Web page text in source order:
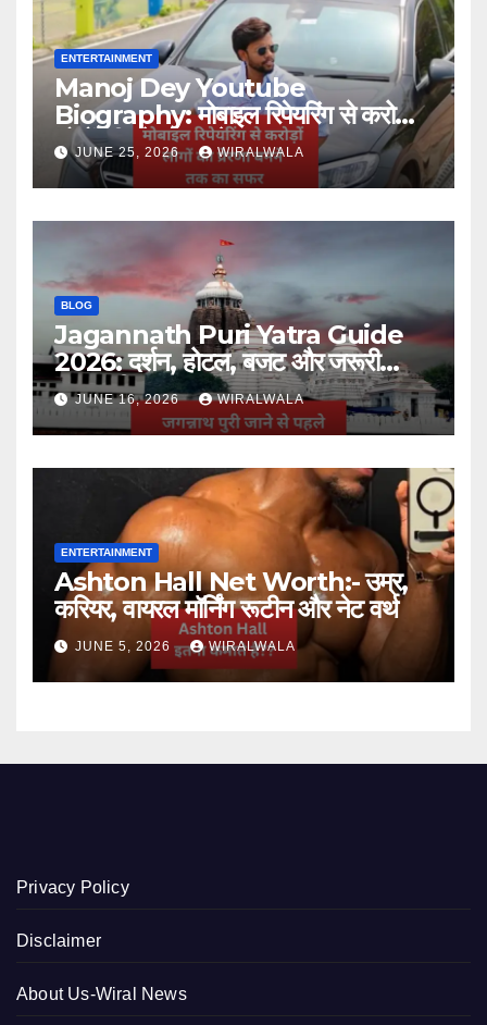
ENTERTAINMENT
Manoj Dey Youtube
Biography: मोबाइल रिपेयरिंग से करोड़ों
लोगों की प्रेरणा बनने तक का सफर
JUNE 25, 2026 WIRALWALA
BLOG
Jagannath Puri Yatra Guide
2026: दर्शन, होटल, बजट और जरूरी
जानकारी
JUNE 16, 2026 WIRALWALA
ENTERTAINMENT
Ashton Hall Net Worth:- उम्र,
करियर, वायरल मॉर्निंग रूटीन और नेट वर्थ
JUNE 5, 2026 WIRALWALA
Privacy Policy
Disclaimer
About Us-Wiral News